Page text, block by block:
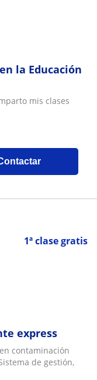
la Educación
mis clases
1ª clase gratis
express
contaminación
de gestión,